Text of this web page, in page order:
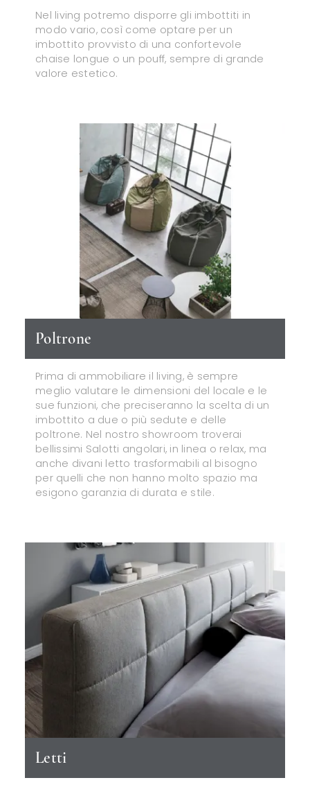
Nel living potremo disporre gli imbottiti in
modo vario, così come optare per un
imbottito provvisto di una confortevole
chaise longue o un pouff, sempre di grande
valore estetico.
Poltrone
Prima di ammobiliare il living, è sempre
meglio valutare le dimensioni del locale e le
sue funzioni, che preciseranno la scelta di un
imbottito a due o più sedute e delle
poltrone. Nel nostro showroom troverai
bellissimi Salotti angolari, in linea o relax, ma
anche divani letto trasformabili al bisogno
per quelli che non hanno molto spazio ma
esigono garanzia di durata e stile.
Letti